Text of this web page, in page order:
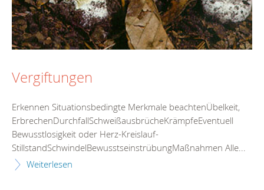
Vergiftungen
Erkennen Situationsbedingte Merkmale beachtenÜbelkeit,
ErbrechenDurchfallSchweißausbrücheKrämpfeEventuell
Bewusstlosigkeit oder Herz-Kreislauf-
StillstandSchwindelBewusstseinstrübungMaßnahmen Alle...
Weiterlesen